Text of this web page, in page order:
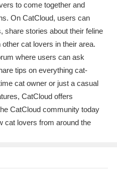
to come together and
On CatCloud, users can
share stories about their feline
cat lovers in their area.
where users can ask
tips on everything cat-
cat owner or just a casual
CatCloud offers
CatCloud community today
cat lovers from around the